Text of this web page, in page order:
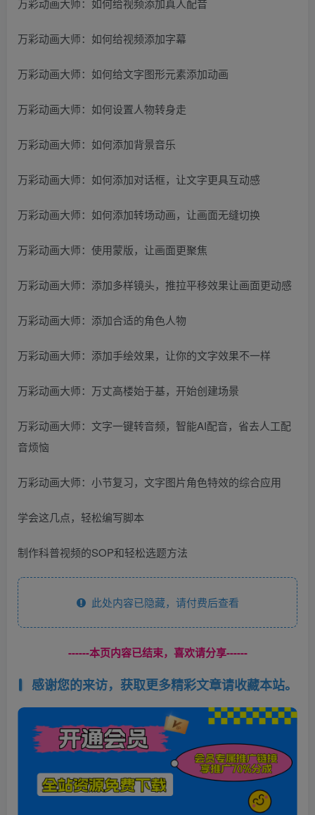
万彩动画大师：如何给视频添加真人配音
万彩动画大师：如何给视频添加字幕
万彩动画大师：如何给文字图形元素添加动画
万彩动画大师：如何设置人物转身走
万彩动画大师：如何添加背景音乐
万彩动画大师：如何添加对话框，让文字更具互动感
万彩动画大师：如何添加转场动画，让画面无缝切换
万彩动画大师：使用蒙版，让画面更聚焦
万彩动画大师：添加多样镜头，推拉平移效果让画面更动感
万彩动画大师：添加合适的角色人物
万彩动画大师：添加手绘效果，让你的文字效果不一样
万彩动画大师：万丈高楼始于基，开始创建场景
万彩动画大师：文字一键转音频，智能AI配音，省去人工配
音烦恼
万彩动画大师：小节复习，文字图片角色特效的综合应用
学会这几点，轻松编写脚本
制作科普视频的SOP和轻松选题方法
此处内容已隐藏，请付费后查看
------本页内容已结束，喜欢请分享------
感谢您的来访，获取更多精彩文章请收藏本站。